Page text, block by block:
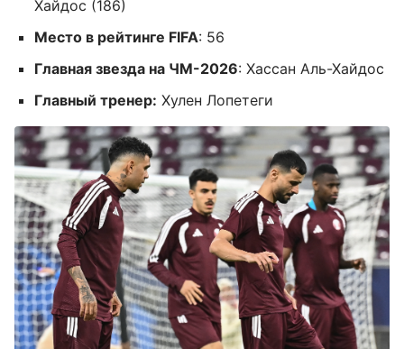
Хайдос (186)
Место в рейтинге FIFA: 56
Главная звезда на ЧМ-2026: Хассан Аль-Хайдос
Главный тренер: Хулен Лопетеги